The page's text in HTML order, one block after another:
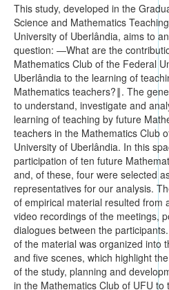
This study, developed in the
Science and Mathematics
University of Uberlândia, aims to
question: ―What are the
Mathematics Club of the Federal
Uberlândia to the learning of
Mathematics teachers?‖. The
to understand, investigate and
learning of teaching by future
teachers in the Mathematics Club
University of Uberlândia. In this
participation of ten future
and, of these, four were selected
representatives for our analysis.
of empirical material resulted from
video recordings of the meetings,
dialogues between the
of the material was organized into
and five scenes, which highlight
of the study, planning and
in the Mathematics Club of UFU to